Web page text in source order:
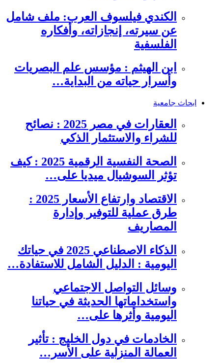
الكندي فيلسوف العرب: ملف شامل
عن سيرته، إنجازاته، وأفكاره
الفلسفية
ابن الهيثم : مؤسس علم البصريات
وأسرار حياته من البداية…
ابحاث جامعية
العقارات في مصر 2025 : نصائح
للشراء والاستثمار الذكي
الصحة النفسية الرقمية 2025 : كيف
تؤثر السوشيال ميديا على…
الاقتصاد وارتفاع الأسعار 2025 :
طرق عملية للتوفير وإدارة
المصاريف
الذكاء الاصطناعي 2025 في حياتك
اليومية : الدليل الشامل للاستفادة…
وسائل التواصل الاجتماعي
واستخداماتها الحديثة في حياتنا
اليومية وأثرها على…
الخادمات في دول الخليج : تأثير
العمالة المنزلية على الأسر…